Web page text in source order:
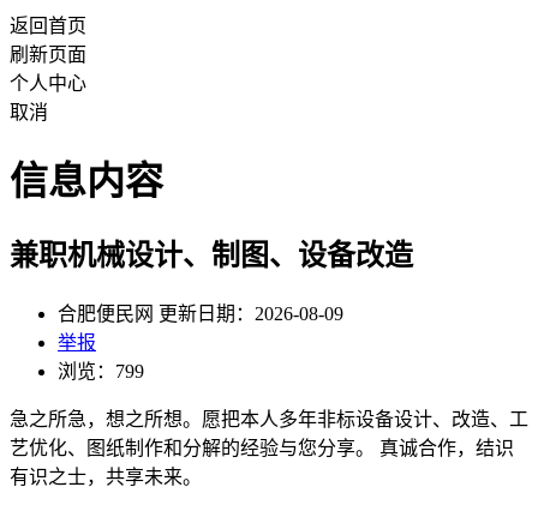
返回首页
刷新页面
个人中心
取消
信息内容
兼职机械设计、制图、设备改造
合肥便民网 更新日期：2026-08-09
举报
浏览：799
急之所急，想之所想。愿把本人多年非标设备设计、改造、工
艺优化、图纸制作和分解的经验与您分享。 真诚合作，结识
有识之士，共享未来。